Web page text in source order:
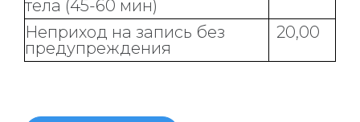
тела (45-60 мин)
Неприход на запись без
предупреждения
20,00